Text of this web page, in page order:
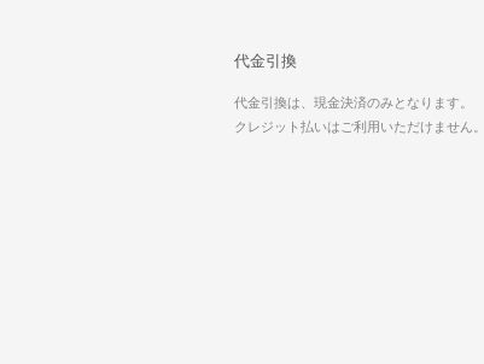
代金引換
代金引換は、現金決済のみとなります。
クレジット払いはご利用いただけません。